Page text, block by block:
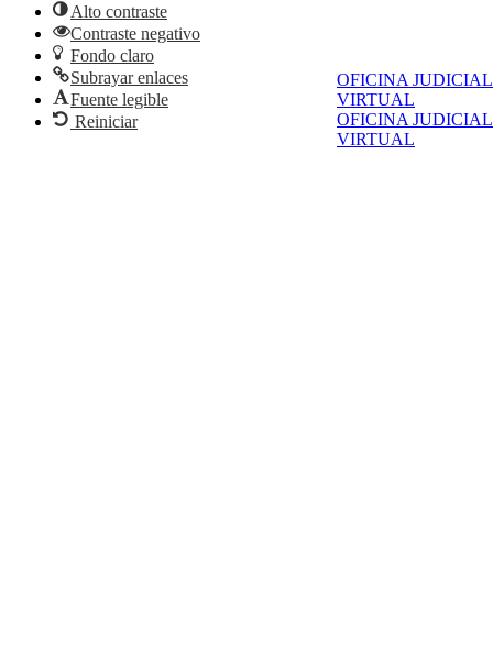
OFICINA JUDICIAL
VIRTUAL
OFICINA JUDICIAL
VIRTUAL
Alto contraste
Contraste negativo
Fondo claro
Subrayar enlaces
Fuente legible
Reiniciar